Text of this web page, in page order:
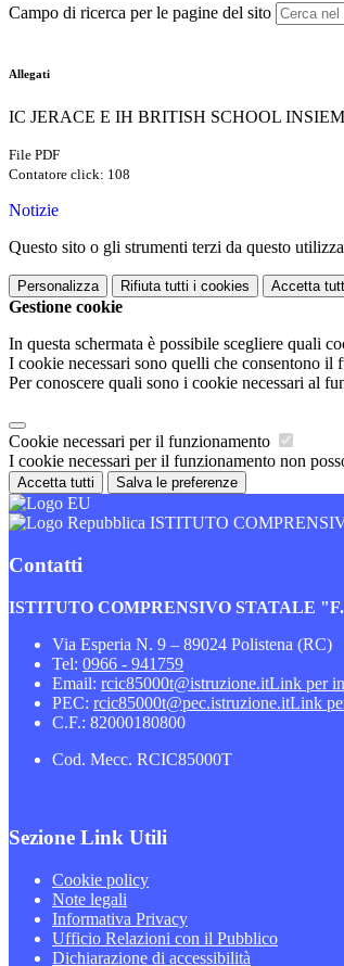
Campo di ricerca per le pagine del sito
Allegati
IC JERACE E IH BRITISH SCHOOL
File PDF
Contatore click: 108
Notizie
Questo sito o gli strumenti terzi da questo
Personalizza Rifiuta tutti i cookies Accetta
Gestione cookie
In questa schermata è possibile scegliere quali
I cookie necessari sono quelli che consentono
Per conoscere quali sono i cookie necessari al
Cookie necessari per il funzionamento
I cookie necessari per il funzionamento non
Accetta tutti Salva le preferenze
ISTITUTO
Contatti
ISTITUTO COMPRENSIVO STATALE
Via Esperia N. 9 – 89024 Polistena (RC)
Tel: 0966 - 941759
Email: rcic85000t@istruzione.itLink per
PEC: rcic85000t@pec.istruzione.itLink
C.F.: 82000180800
Cod. Mecc. RCIC85000T
Sezione Link Utili
Cookie policy
Note legali
Informativa Privacy
Ufficio Relazioni con il Pubblico
Dichiarazione di accessibilità